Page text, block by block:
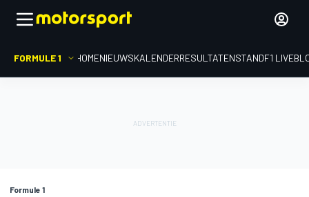
FORMULE 1 HOMENIEUWSKALENDERRESULTATENSTANDF1
Formule 1